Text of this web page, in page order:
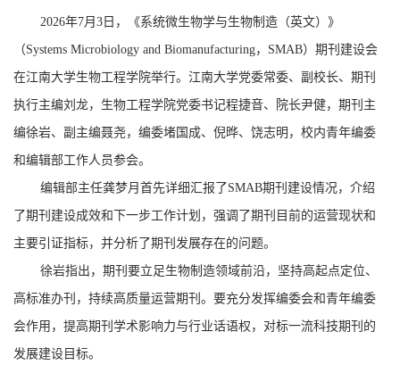
2026年7月 3 日， 《系统微生物学与生物制造（英文）》
（Systems Microbiology and Biomanufacturing， SMAB）期刊建设会
在江南大学生物工程学院举行。江南大学党委常委、副校长、期刊
执行主编刘龙，生物工程学院党委书记程捷音、院长尹健，期刊主
编徐岩、副主编聂尧，编委堵国成、倪晔、饶志明，校内青年编委
和编辑部工作人员参会。
编辑部主任龚梦月首先详细汇报了SMAB期刊建设情况， 介绍
了期刊建设成效和下一步工作计划，强调了期刊目前的运营现状和
主要引证指标，并分析了期刊发展存在的问题。
徐岩指出，期刊要立足生物制造领域前沿，坚持高起点定位、
高标准办刊，持续高质量运营期刊。要充分发挥编委会和青年编委
会作用，提高期刊学术影响力与行业话语权，对标一流科技期刊的
发展建设目标。